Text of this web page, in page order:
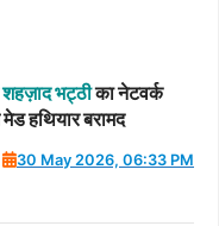
शहज़ादभट्ठीका नेटवर्क
हथियार बरामद
30 May 2026, 06:33 PM